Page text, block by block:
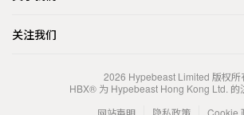
关注我们
2026 Hypebeast Limited 版权所
HBX® 为 Hypebeast Hong Kong Ltd. 的
网站声明
隐私政策 Cookie